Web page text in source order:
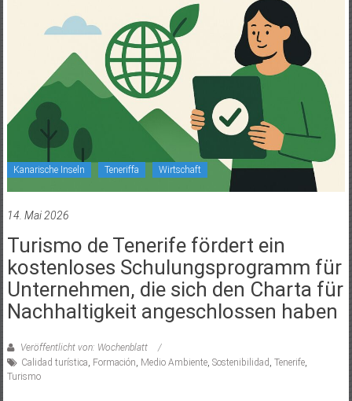
Kanarische Inseln Teneriffa Wirtschaft
14. Mai 2026
Turismo de Tenerife fördert ein
kostenloses Schulungsprogramm für
Unternehmen, die sich den Charta für
Nachhaltigkeit angeschlossen haben
Veröffentlicht von: Wochenblatt
Calidad turística, Formación, Medio Ambiente, Sostenibilidad , Tenerife,
Turismo